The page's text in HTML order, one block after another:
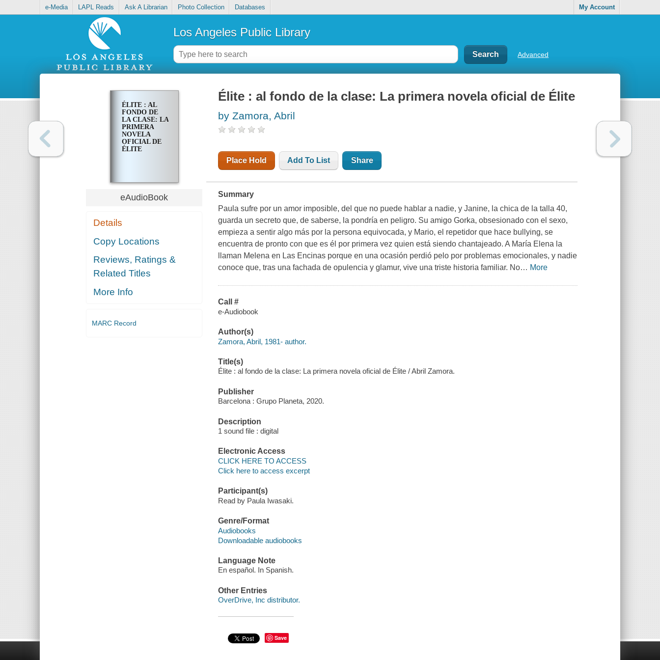
e-Media LAPL Reads Ask A Librarian Photo Collection Databases My Account
Los Angeles Public Library
Advanced
ÉLITE : AL
FONDO DE
LA CLASE: LA
PRIMERA
NOVELA
OFICIAL DE
ÉLITE
eAudioBook
Details
Copy Locations
Reviews, Ratings &
Related Titles
More Info
MARC Record
Élite : al fondo de la clase: La primera novela oficial de Élite
by Zamora, Abril
Place Hold Add To List Share
Summary
Paula sufre por un amor imposible, del que no puede hablar a nadie, y Janine, la chica de la talla 40,
guarda un secreto que, de saberse, la pondría en peligro. Su amigo Gorka, obsesionado con el sexo,
empieza a sentir algo más por la persona equivocada, y Mario, el repetidor que hace bullying, se
encuentra de pronto con que es él por primera vez quien está siendo chantajeado. A María Elena la
llaman Melena en Las Encinas porque en una ocasión perdió pelo por problemas emocionales, y nadie
conoce que, tras una fachada de opulencia y glamur, vive una triste historia familiar. No… More
Call #
e-Audiobook
Author(s)
Zamora, Abril, 1981- author.
Title(s)
Élite : al fondo de la clase: La primera novela oficial de Élite / Abril Zamora.
Publisher
Barcelona : Grupo Planeta, 2020.
Description
1 sound file : digital
Electronic Access
CLICK HERE TO ACCESS
Click here to access excerpt
Participant(s)
Read by Paula Iwasaki.
Genre/Format
Audiobooks
Downloadable audiobooks
Language Note
En español. In Spanish.
Other Entries
OverDrive, Inc distributor.
Save